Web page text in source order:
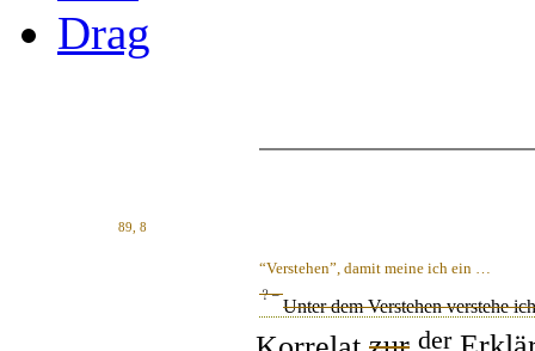
Drag
89, 8
“Verstehen”, damit meine ich ein …
﹖–
Unter dem Verstehen verstehe ich
der